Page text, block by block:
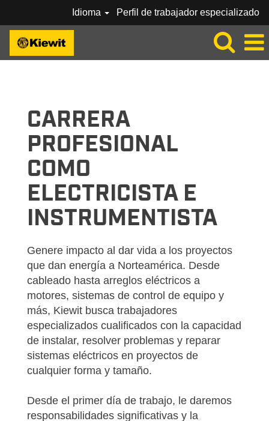
Idioma Perfil de trabajador especializado
CARRERA
PROFESIONAL
COMO
ELECTRICISTA E
INSTRUMENTISTA
Genere impacto al dar vida a los proyectos
que dan energía a Norteamérica. Desde
cableado hasta arreglos eléctricos a
motores, sistemas de control de equipo y
más, Kiewit busca trabajadores
especializados cualificados con la capacidad
de instalar, resolver problemas y reparar
sistemas eléctricos en proyectos de
cualquier forma y tamaño.
Desde el primer día de trabajo, le daremos
responsabilidades significativas y la